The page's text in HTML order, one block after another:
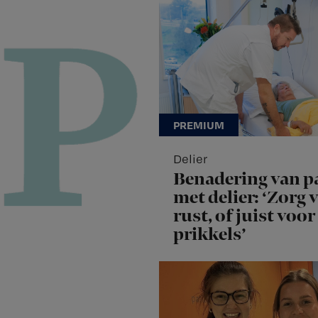
Delier
Benadering van
met delier: ‘Zorg
rust, of juist voor
prikkels’